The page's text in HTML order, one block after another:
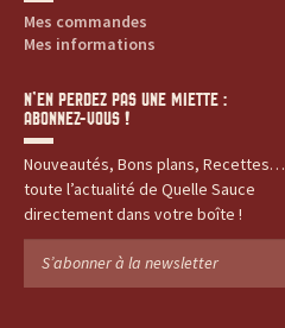
Mes commandes
Mes informations
N’EN PERDEZ PAS UNE MIETTE :
ABONNEZ-VOUS !
Nouveautés, Bons plans, Recettes…
toute l’actualité de Quelle Sauce
directement dans votre boîte !